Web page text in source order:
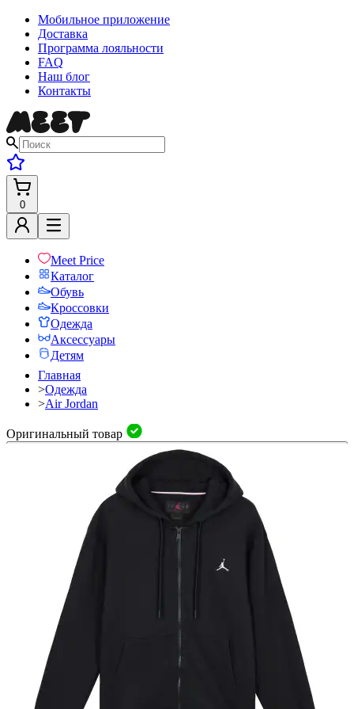
Мобильное приложение
Доставка
Программа лояльности
FAQ
Наш блог
Контакты
0
Meet Price
Каталог
Обувь
Кроссовки
Одежда
Аксессуары
Детям
Главная
>Одежда
>Air Jordan
Оригинальный товар